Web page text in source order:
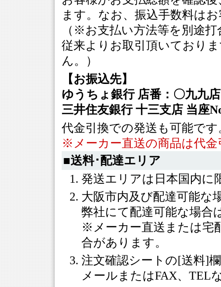
ます。なお、振込手数料は
（※お支払い方法等を別途
従来よりお取引頂いており
ん。）
【お振込先】
ゆうちょ銀行 店番：〇九九店
三井住友銀行 十三支店 当座
代金引換での発送も可能で
※メーカー直送の商品は代
■送料･配達エリア
発送エリアは日本国内に
大阪市内及び配達可能な
弊社にて配達可能な場合
※メーカー直送または宅
合があります。
注文確認シートの[送料]
メールまたはFAX、TEL